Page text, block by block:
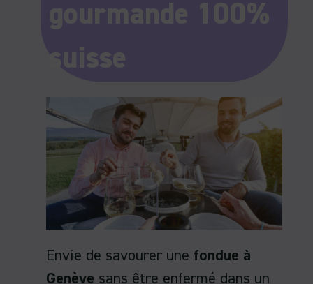
gourmande 100%
suisse
Envie de savourer une fondue à
Genève sans être enfermé dans un